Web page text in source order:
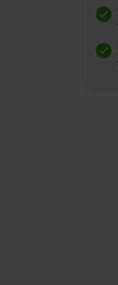
check
check